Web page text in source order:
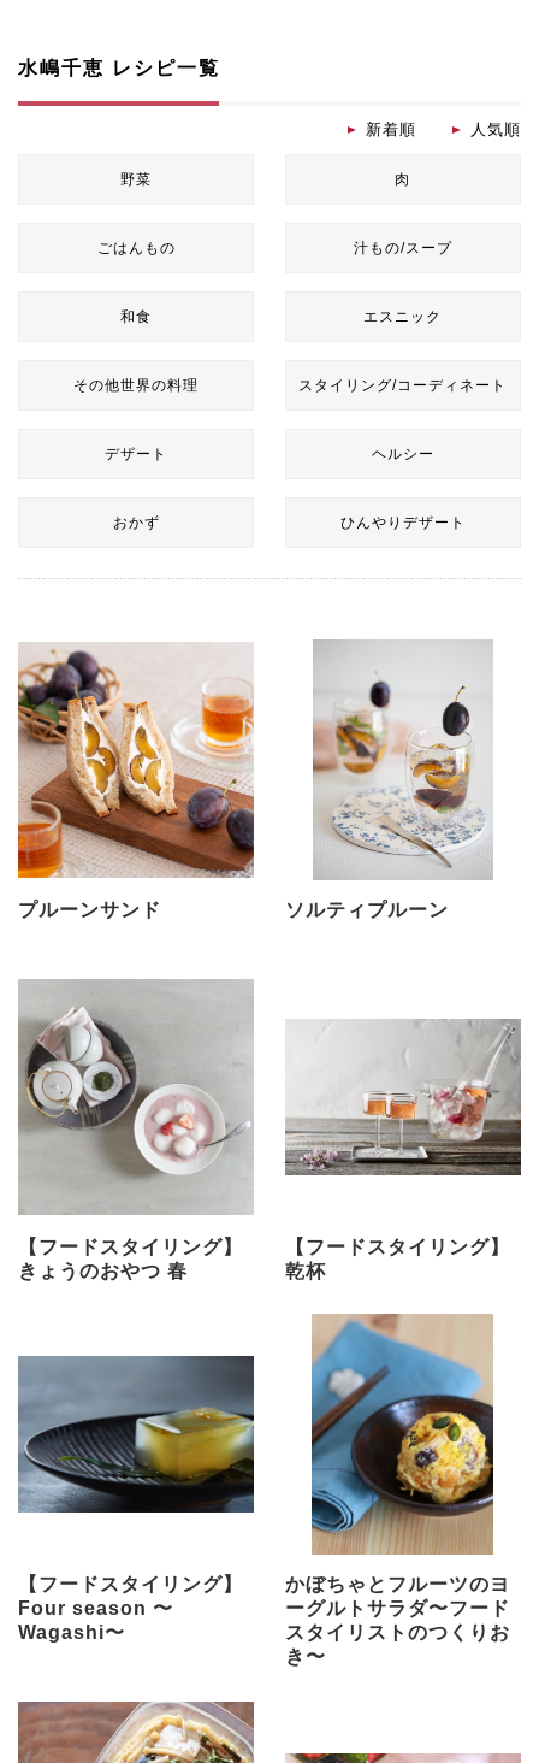
水嶋千恵 レシピ一覧
新着順 人気順
野菜 肉
ごはんもの 汁もの/スープ
和食 エスニック
その他世界の料理 スタイリング/コーディネート
デザート ヘルシー
おかず ひんやりデザート
プルーンサンド ソルティプルーン
【フードスタイリング】
きょうのおやつ 春
【フードスタイリング】
乾杯
【フードスタイリング】
Four season 〜
Wagashi〜
かぼちゃとフルーツのヨ
ーグルトサラダ〜フード
スタイリストのつくりお
き〜